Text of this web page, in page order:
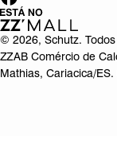
© 2026, Schutz.
ZZAB Comércio de
Mathias, Cariacica/